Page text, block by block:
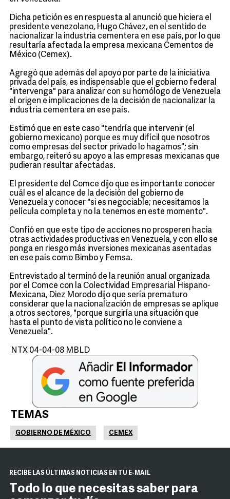
Dicha petición es en respuesta al anunció que hiciera el
presidente venezolano, Hugo Chávez, en el sentido de
nacionalizar la industria cementera en ese país, por lo que
resultaría afectada la empresa mexicana Cementos de
México (Cemex).
Agregó que además del apoyo por parte de la iniciativa
privada del país, es indispensable que el gobierno federal
"intervenga" para analizar con su homólogo de Venezuela
el origen e implicaciones de la decisión de nacionalizar la
industria cementera en ese país.
Estimó que en este caso "tendría que intervenir (el
gobierno mexicano) porque es muy difícil que nosotros
como empresas del sector privado lo hagamos"; sin
embargo, reiteró su apoyo a las empresas mexicanas que
pudieran resultar afectadas.
El presidente del Comce dijo que es importante conocer
cuál es el alcance de la decisión del gobierno de
Venezuela y conocer "si es negociable; necesitamos la
película completa y no la tenemos en este momento".
Confió en que este tipo de acciones no prosperen hacia
otras actividades productivas en Venezuela, y con ello se
ponga en riesgo más inversiones mexicanas asentadas
en ese país como Bimbo y Femsa.
Entrevistado al terminó de la reunión anual organizada
por el Comce con la Colectividad Empresarial Hispano-
Mexicana, Diez Morodo dijo que sería prematuro
considerar que la nacionalización de empresas se aplique
a otros sectores, "porque surgiría una situación que
hasta el punto de vista político no le conviene a
Venezuela".
NTX 04-04-08 MBLD
TEMAS
GOBIERNO DE MÉXICO CEMEX
RECIBE LAS ÚLTIMAS NOTICIAS EN TU E-MAIL
Todo lo que necesitas saber para